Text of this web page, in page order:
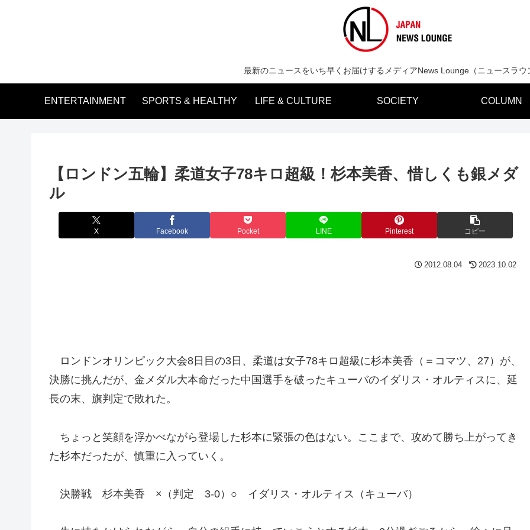
最新のニュースをいち早くお届けするメディアNews Lounge（ニュースラウ
ENTERTAINMENT SPORTS & HEALTHY LIFE & CULTURE SOCIETY COLUMN
【ロンドン五輪】柔道女子78キロ超級！杉本美香、惜しくも銀メダ
ル
X Facebook Pocket LINE Pinterest コピー
2012.08.04 2023.10.02
ロンドンオリンピック大会8日目の3日、柔道は女子78キロ超級に杉本美香（＝コマツ、27）が、
決勝に挑んだが、金メダル大本命だった中国選手を破ったキューバのイダリス・オルティスに、延
長の末、旗判定で敗れた。
ちょっと笑顔を浮かべながら登場した杉本に緊張の色はない。ここまで、攻めて勝ち上がってき
た杉本だったが、慎重に入っていく。
決勝戦 杉本美香 ×（判定 3‐0）○ イダリス・オルティス（キューバ）